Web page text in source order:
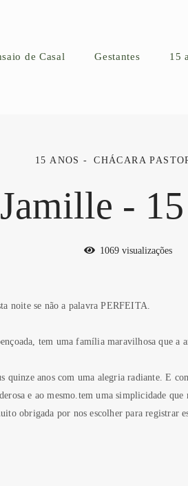
de Casal Gestantes 15
15 ANOS CHÁCARA
Jamille -
1069 visualizações
noite se não a palavra PERFEITA.
tem uma família maravilhosa que a
quinze anos com uma alegria radiante. E
e ao mesmo.tem uma simplicidade que
obrigada por nos escolher para registrar